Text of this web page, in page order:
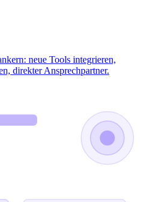
neue Tools integrieren,
direkter Ansprechpartner.